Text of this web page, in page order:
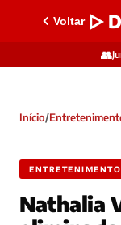
Voltar ▷
👥
Início/
ENTRETENIMENTO
Nathalia